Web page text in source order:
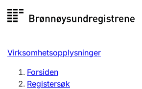
til
Registersøk
Aksjeselskap
Virksomhetsopplysninger
Forsiden
Registersøk